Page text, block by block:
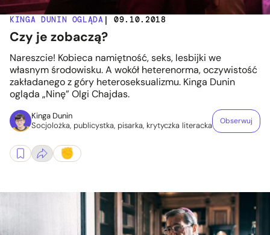
KINGA DUNIN OGLĄDA | 09.10.2018
Czy je zobaczą?
Nareszcie! Kobieca namiętność, seks, lesbijki we
własnym środowisku. A wokół heterenorma, oczywistość
zakładanego z góry heteroseksualizmu. Kinga Dunin
ogląda „Ninę” Olgi Chajdas.
Kinga Dunin
Socjolożka, publicystka, pisarka, krytyczka literacka
Obserwuj